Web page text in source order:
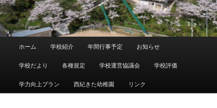
ュ
ホーム 学校紹介 年間行事予定 お知らせ
学校だより 各種規定 学校運営協議会 学校評価
学力向上プラン 西紀きた幼稚園 リンク